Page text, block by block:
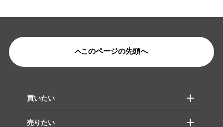
このページの先頭へ
買いたい
売りたい